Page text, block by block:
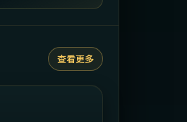
查看更多
2:29:59